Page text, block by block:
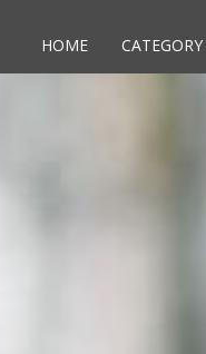
HOME CATEGORY